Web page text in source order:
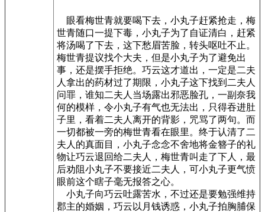
眼看梅世青就要喝下去，小丸子赶紧抢走，梅
世青随口一提下毒，小丸子为了自证清白，赶紧
将汤喝了下去，这下愁眉苦脸，转头呕吐不止。
梅世青提议找个大夫，但是小丸子为了避免出
事，还是摆手拒绝。巧云这才道出，一定是二夫
人拿出的药材过了期限，小丸子这下找到二夫人
问罪，谁知二夫人当场露出邪恶脸孔，一副奈我
何的模样，令小丸子有气也无法出，只得吞进肚
子里，看着二夫人离开的背影，咒骂了两句。而
一切都被一旁的梅世青看在眼里。终于认清了二
夫人的真面目，小丸子念念不舍地将金簪子的礼
物让巧云退回给二夫人，梅世青叫走了下人，最
后劝阻小丸子不要接近二夫人，可小丸子更气愤
眼前这个瞎子毫无报答之心。
小丸子向巧云吐露苦水，不过还是要勉强维持
郡主的婚姻，巧云以月钱诱惑，小丸子拍胸脯保